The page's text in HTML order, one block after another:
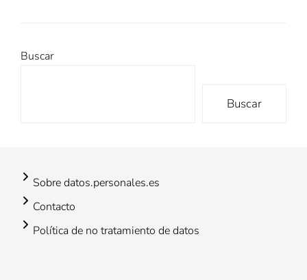
Buscar
Buscar
Sobre datos.personales.es
Contacto
Política de no tratamiento de datos